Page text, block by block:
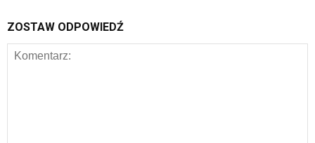
ZOSTAW ODPOWIEDŹ